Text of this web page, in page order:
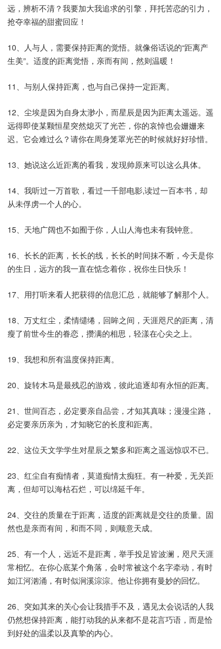
远，辨析不清？我要加大我追求的引擎，拜托苦恋的引力，
抢夺幸福的甜蜜回应！
10、人与人，需要保持距离的觉悟。就像俗话说的“距离产
生美”。适度的距离觉悟，亲而有间，然则温暖！
11、与别人保持距离，也与自己保持一定距离。
12、尘埃是因为自身太渺小，而星辰是因为距离太遥远。遥
远得即使某颗恒星突然熄灭了光芒，你的哀悼也会姗姗来
迟。它会难过么？请你在周身笼罩光芒的时候就好好珍惜。
13、她说这么近距离的看我，发现帅原来可以这么具体。
14、我听过一万首歌，看过一千部电影,读过一百本书，却
从未俘虏一个人的心。
15、天地广阔也不如囿于你，人山人海也未有我钟意。
16、长长的距离，长长的线，长长的时间抹不断，今天是你
的生日，远方的我一直在惦念着你，祝你生日快乐！
17、用打听来看人把获得的信息汇总，就能够了解那个人。
18、万丈红尘，柔情缱绻，回眸之间，天涯咫尺的距离，清
瘦了前世今生的眷恋，攒满的相思，轻漾在心尖之上。
19、我想和所有温度保持距离。
20、旋转木马是最残忍的游戏，彼此追逐却有永恒的距离。
21、世间百态，必定要亲自品尝，才知其真味；漫漫尘路，
必定要亲历亲为，才知晓它的长度和距离。
22、这位天文学学生对星辰之繁多和距离之遥远惊叹不已。
23、红尘自有痴情者，莫道痴情太痴狂。有一种爱，无关距
离，但却可以海枯石烂，可以绵延千年。
24、交往的质量在于距离，适度的距离就是交往的质量。固
然也是亲而有间，和而不同，则顺意天成。
25、有一个人，远近不是距离，举手投足皆波澜，咫尺天涯
常相忆。在你心底某个角落，会时常被这个名字牵动，有时
如江河汹涌，有时似涧溪淙淙。他让你拥有曼妙的回忆。
26、突如其来的关心会让我措手不及，遇见太会说话的人我
仍然想保持距离，能打动我的从来都不是花言巧语，而是恰
到好处的温柔以及真挚的内心。